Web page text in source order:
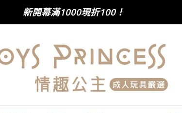
新開幕滿1000現折100！